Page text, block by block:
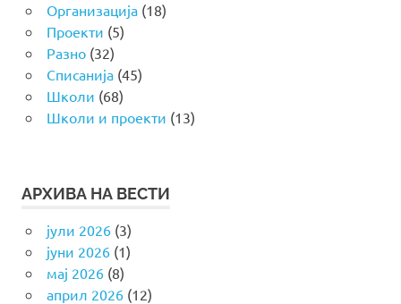
Организација(18)
Проекти (5)
Разно(32)
Списанија(45)
Школи (68)
Школи и проекти (13)
АРХИВА НА ВЕСТИ
јули 2026(3)
јуни 2026(1)
мај 2026(8)
април 2026(12)